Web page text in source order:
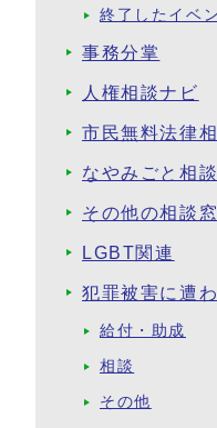
終了したイベ
事務分掌
人権相談ナビ
市民無料法律
なやみごと相談
その他の相談
LGBT関連
犯罪被害に遭
給付・助成
相談
その他